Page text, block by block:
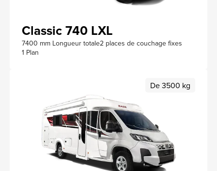
Classic 740 LXL
7400 mm Longueur totale2 places de couchage fixes
1 Plan
De 3500 kg